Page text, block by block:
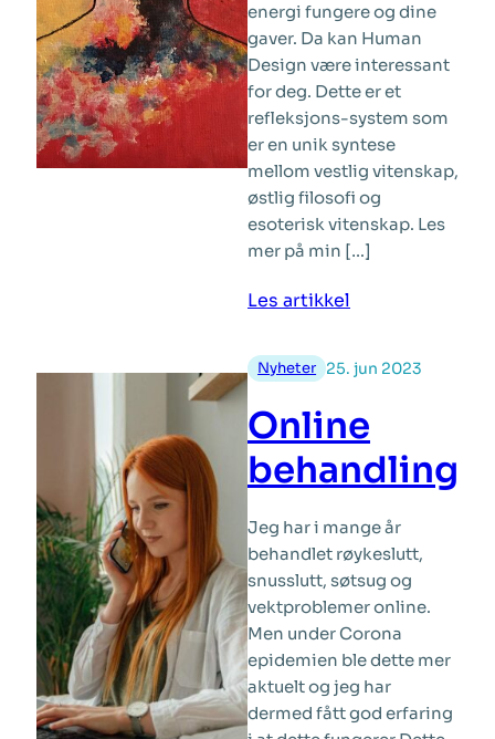
energi fungere og dine
gaver. Da kan Human
Design være interessant
for deg. Dette er et
refleksjons-system som
er en unik syntese
mellom vestlig vitenskap,
østlig filosofi og
esoterisk vitenskap. Les
mer på min […]
Les artikkel
Nyheter 25. jun 2023
Online
behandling
Jeg har i mange år
behandlet røykeslutt,
snusslutt, søtsug og
vektproblemer online.
Men under Corona
epidemien ble dette mer
aktuelt og jeg har
dermed fått god erfaring